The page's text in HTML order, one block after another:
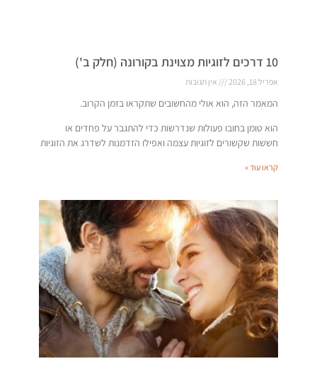
10 דרכים לזוגיות מצוינת בקורונה (חלק ב')
אפריל 18, 2026 אין תגובות
המאמר הזה, הוא אולי מהחשובים שתקראו בזמן הקרוב.
הוא טומן בחובו פעולות שנדרשות כדי להתגבר על פחדים או
חששות שקשורים לזוגיות עצמה ואפילו הזדמנות לשדרג את הזוגיות
קראו עוד »